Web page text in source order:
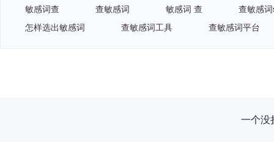
敏感词查 查敏感词 敏感词 查
查敏感
怎样选出敏感词
查敏感词工具 查敏感词平台
一个没